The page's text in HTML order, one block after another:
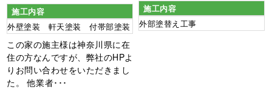
施工内容
外壁塗装 軒天塗装 付帯部塗装
この家の施主様は神奈川県に在
住の方なんですが、弊社のHPよ
りお問い合わせをいただきまし
た。 他業者･･･
施工内容
外部塗替え工事